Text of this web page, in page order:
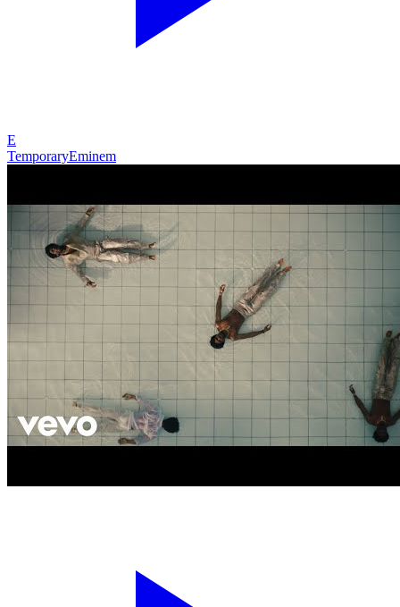
E
TemporaryEminem